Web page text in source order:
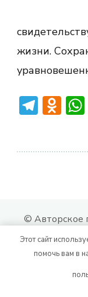
жизни.
© Авторское
Blossom
Этот сайт
помочь вам в